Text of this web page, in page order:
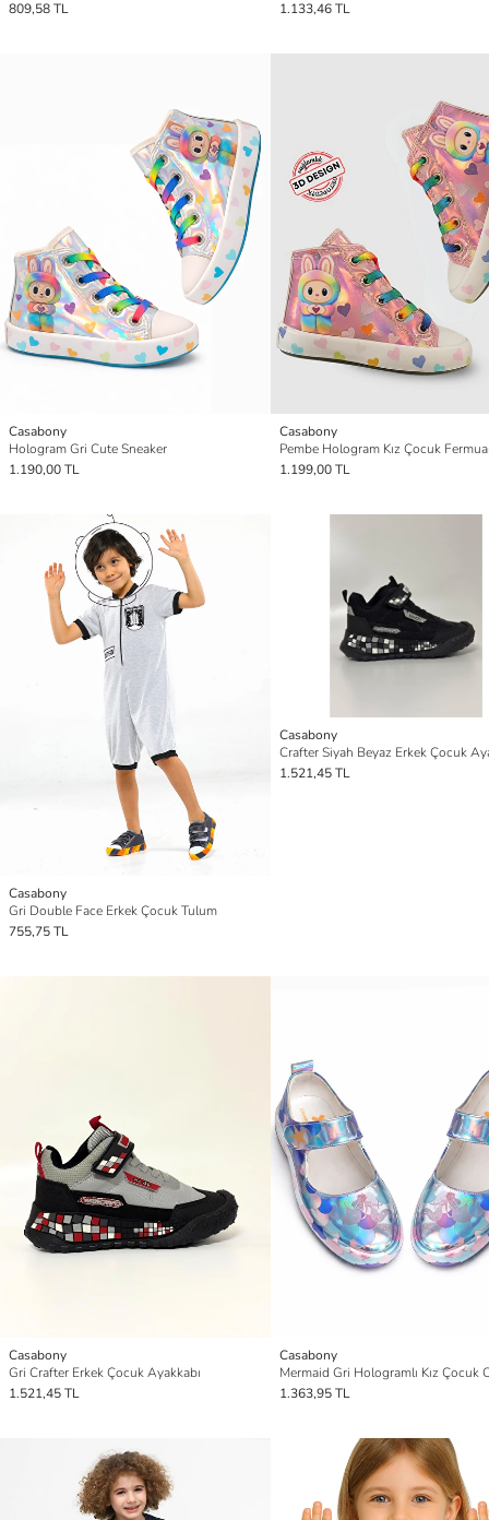
809,58 TL
1.133,46 TL
Casabony
Hologram Gri Cute Sneaker
1.190,00 TL
Casabony
1.199,00 TL
Casabony
Gri Double Face Erkek Çocuk Tulum
755,75 TL
Casabony
Crafter Siyah Beyaz Erkek Çocuk
1.521,45 TL
Casabony
Gri Crafter Erkek Çocuk Ayakkabı
1.521,45 TL
Casabony
1.363,95 TL